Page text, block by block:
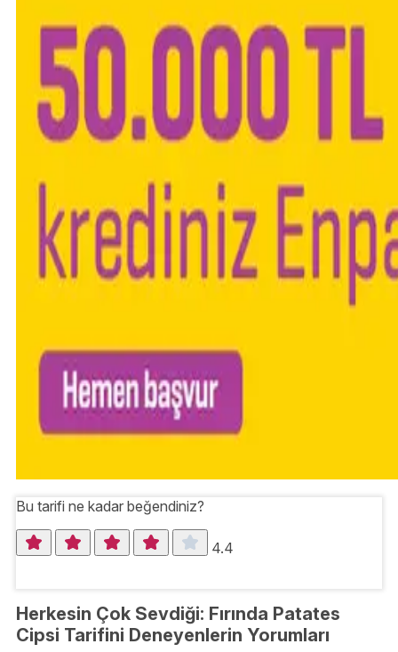
Bu tarifi ne kadar beğendiniz?
4.4
Herkesin Çok Sevdiği: Fırında Patates
Cipsi Tarifini Deneyenlerin Yorumları